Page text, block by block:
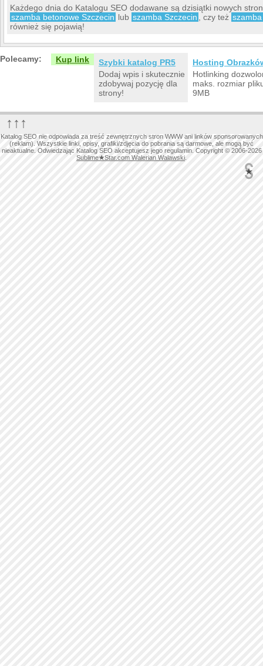
Każdego dnia do Katalogu SEO dodawane są dzisiątki nowych
szamba betonowe Szczecin lub szamba Szczecin , czy też
również się pojawią!
Polecamy: Kup link
Szybki katalog PR5
Dodaj wpis i skutecznie
zdobywaj pozycję dla
strony!
Hosting
Hotlinking
maks. rozmiar
9MB
↑↑↑
Katalog SEO nie odpowiada za treść zewnętrznych stron WWW ani linków sponsorowanych
(reklam). Wszystkie linki, opisy, grafiki/zdjęcia do pobrania są darmowe, ale mogą być
nieaktualne. Odwiedzając Katalog SEO akceptujesz jego regulamin. Copyright © 2006-2026
Sublime★Star.com Walerian Walawski